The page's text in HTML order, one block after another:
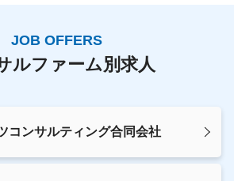
JOB OFFERS
ルファーム別求人
コンサルティング合同会社